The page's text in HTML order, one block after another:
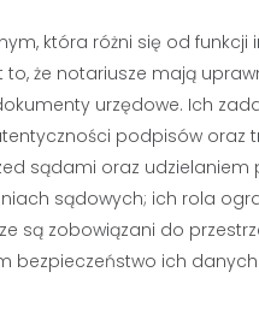
która różni się od
że notariusze mają
urzędowe. Ich
podpisów oraz
sądami oraz
sądowych; ich rola
są zobowiązani do
bezpieczeństwo ich